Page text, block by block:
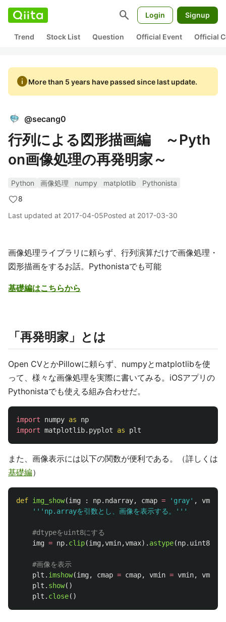
search Login Signup
Trend Stock List Question Official Event Official
infoMore than 5 years have passed since last update.
@secang0
行列による図形描画編 ～Pyth
on画像処理の再発明家～
Python 画像処理 numpy matplotlib
Pythonista
8
Last updated at 2017-04-05Posted at 2017-03-30
画像処理ライブラリに頼らず、行列演算だけで画像処理・
図形描画をするお話。Pythonistaでも可能
基礎編はこちらから
「再発明家」とは
Open CVとかPillowに頼らず、numpyとmatplotlibを使
って、様々な画像処理を実際に書いてみる。iOSアプリの
Pythonistaでも使える組み合わせだ。
import numpy as
np
import matplotlib.pyplot as plt
また、画像表示には以下の関数が便利である。（詳しくは
基礎編）
def img_show(img : np. ndarray, cmap = ' gray' , vmin
''' np.arrayを引数とし、画像を表示する。 '''
img = np. clip(img,vmin,vmax). astype(np. uint8
plt . imshow(img, cmap = cmap, vmin = vmin, vmax
plt . show()
plt . close()